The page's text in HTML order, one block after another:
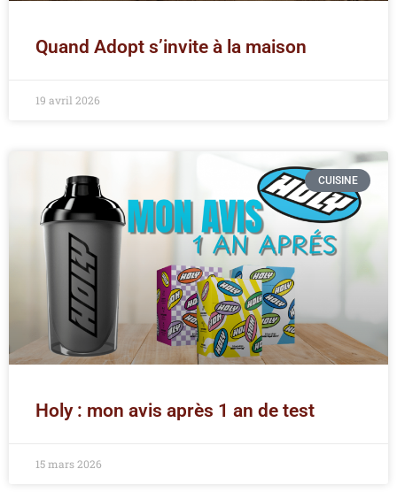
Quand Adopt s’invite à la maison
19 avril 2026
CUISINE
Holy : mon avis après 1 an de test
15 mars 2026